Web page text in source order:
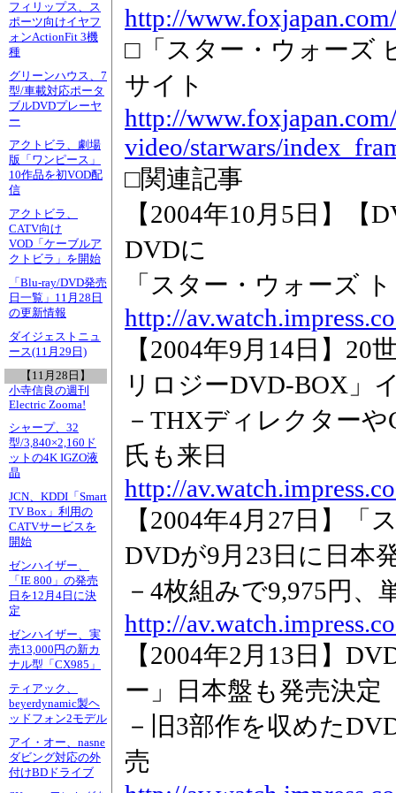
フィリップス、ス
ポーツ向けイヤフ
ォンActionFit 3機
種
グリーンハウス、7
型/車載対応ポータ
ブルDVDプレーヤ
ー
アクトビラ、劇場
版「ワンピース」
10作品を初VOD配
信
アクトビラ、
CATV向け
VOD「ケーブルア
クトビラ」を開始
「Blu-ray/DVD発売
日一覧」11月28日
の更新情報
ダイジェストニュ
ース(11月29日)
【11月28日】
小寺信良の週刊
Electric Zooma!
シャープ、32
型/3,840×2,160ド
ットの4K IGZO液
晶
JCN、KDDI「Smart
TV Box」利用の
CATVサービスを
開始
ゼンハイザー、
「IE 800」の発売
日を12月4日に決
定
ゼンハイザー、実
売13,000円の新カ
ナル型「CX985」
ティアック、
beyerdynamic製ヘ
ッドフォン2モデル
アイ・オー、nasne
ダビング対応の外
付けBDドライブ
http://www.foxjapan.com/
□「スター・ウォーズ
サイト
http://
video/starwars/
□関連記事
【2004年10月5日】【
DVDに
「スター・ウォーズ
http://
【2004年9月14日】
リロジーDVD-BOX」
－THXディレクター
氏も来日
http://
【2004年4月27日】
DVDが9月23日に日本
－4枚組みで9,975円、
http://
【2004年2月13日】
ー」日本盤も発売決定
－旧3部作を収めた
売